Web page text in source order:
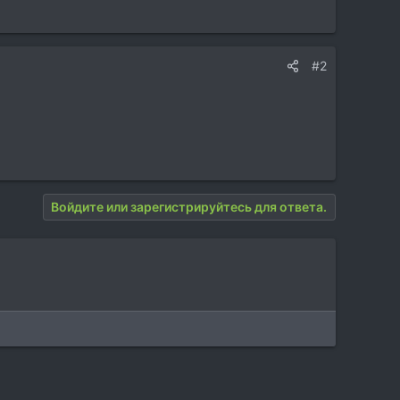
#2
Войдите или зарегистрируйтесь для ответа.